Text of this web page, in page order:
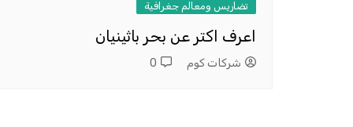
تضاريس ومعالم جغرافية
اعرف اكتر عن بحر باثينيان
شركات كوم 0